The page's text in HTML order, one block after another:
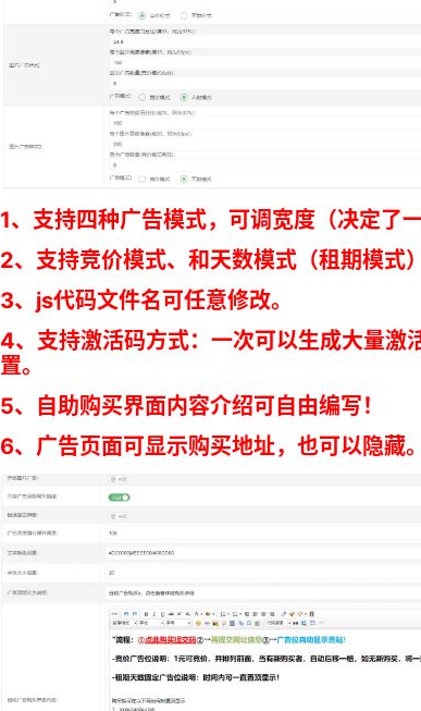
1、支持四种广告模式，可调宽度（决定了
2、支持竞价模式、和天数模式（租期模式）
3、js代码文件名可任意修改。
4、支持激活码方式：一次可以生成大量激
置。
5、自助购买界面内容介绍可自由编写！
6、广告页面可显示购买地址，也可以隐藏